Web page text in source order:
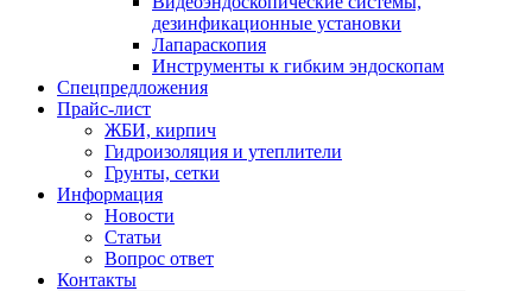
дезинфикационные установки
Лапараскопия
Инструменты к гибким эндоскопам
Спецпредложения
Прайс-лист
ЖБИ, кирпич
Гидроизоляция и утеплители
Грунты, сетки
Информация
Новости
Статьи
Вопрос ответ
Контакты